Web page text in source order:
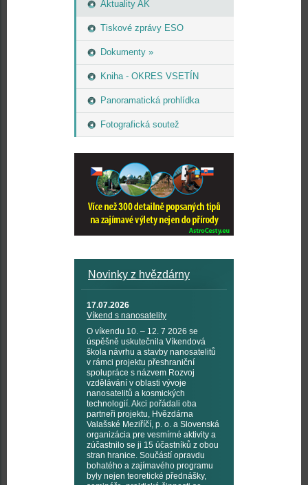
Aktuality AK
Tiskové zprávy ESO
Dokumenty »
Kniha - OKRES VSETÍN
Panoramatická prohlídka
Fotografická soutež
Novinky z hvězdárny
17.07.2026
Víkend s nanosatelity
O víkendu 10. – 12. 7 2026 se
úspěšně uskutečnila Víkendová
škola návrhu a stavby nanosatelitů
v rámci projektu přeshraniční
spolupráce s názvem Rozvoj
vzdělávání v oblasti vývoje
nanosatelitů a kosmických
technologií. Akci pořádali oba
partneři projektu, Hvězdárna
Valašské Meziříčí, p. o. a Slovenská
organizácia pre vesmírné aktivity a
zúčastnilo se ji 15 účastníků z obou
stran hranice. Součástí opravdu
bohatého a zajímavého programu
byly nejen teoretické přednášky,